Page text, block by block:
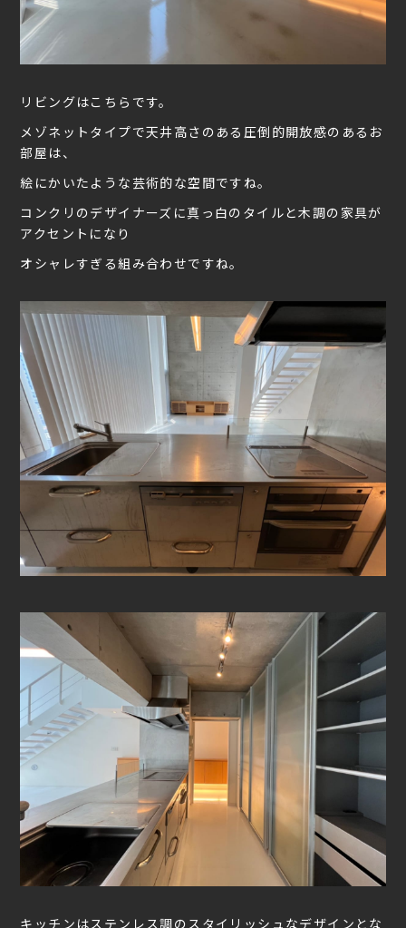
リビングはこちらです。
メゾネットタイプで天井高さのある圧倒的開放感のあるお
部屋は、
絵にかいたような芸術的な空間ですね。
コンクリのデザイナーズに真っ白のタイルと木調の家具が
アクセントになり
オシャレすぎる組み合わせですね。
キッチンはステンレス調のスタイリッシュなデザインとな